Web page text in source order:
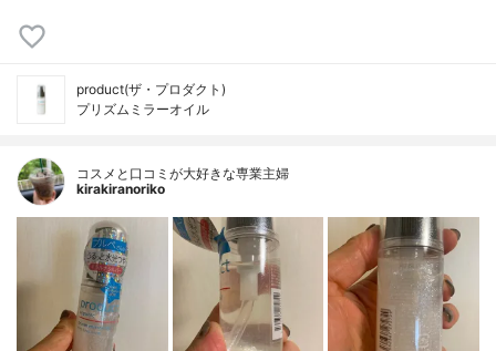
product(ザ・プロダクト)
プリズムミラーオイル
コスメと口コミが大好きな専業主婦
kirakiranoriko